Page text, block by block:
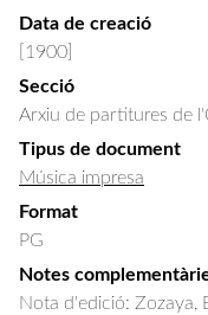
Data de creació
[1900]
Secció
Arxiu de partitures de
Tipus de document
Música impresa
Format
PG
Notes
Nota d'edició: Zozaya,